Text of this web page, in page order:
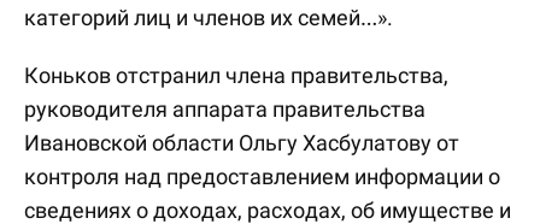
категорий лиц и членов их семей…».
Коньков отстранил члена правительства,
руководителя аппарата правительства
Ивановской области Ольгу Хасбулатову от
контроля над предоставлением информации о
сведениях о доходах, расходах, об имуществе и